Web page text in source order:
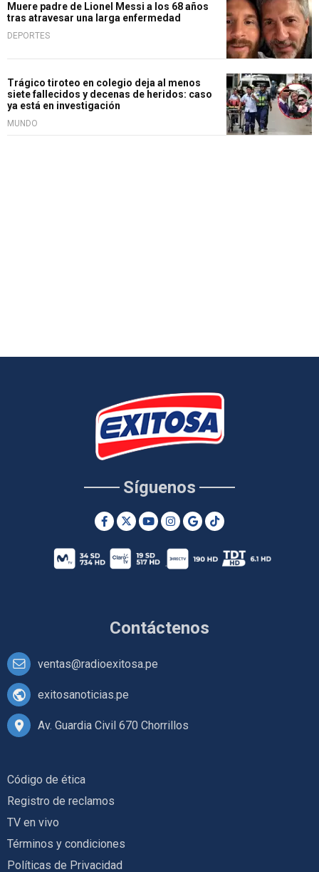
Muere padre de Lionel Messi a los 68 años
tras atravesar una larga enfermedad
DEPORTES
Trágico tiroteo en colegio deja al menos
siete fallecidos y decenas de heridos: caso
ya está en investigación
MUNDO
Contáctenos
ventas@radioexitosa.pe
exitosanoticias.pe
Av. Guardia Civil 670 Chorrillos
Síguenos
Código de ética
Registro de reclamos
TV en vivo
Términos y condiciones
Políticas de Privacidad